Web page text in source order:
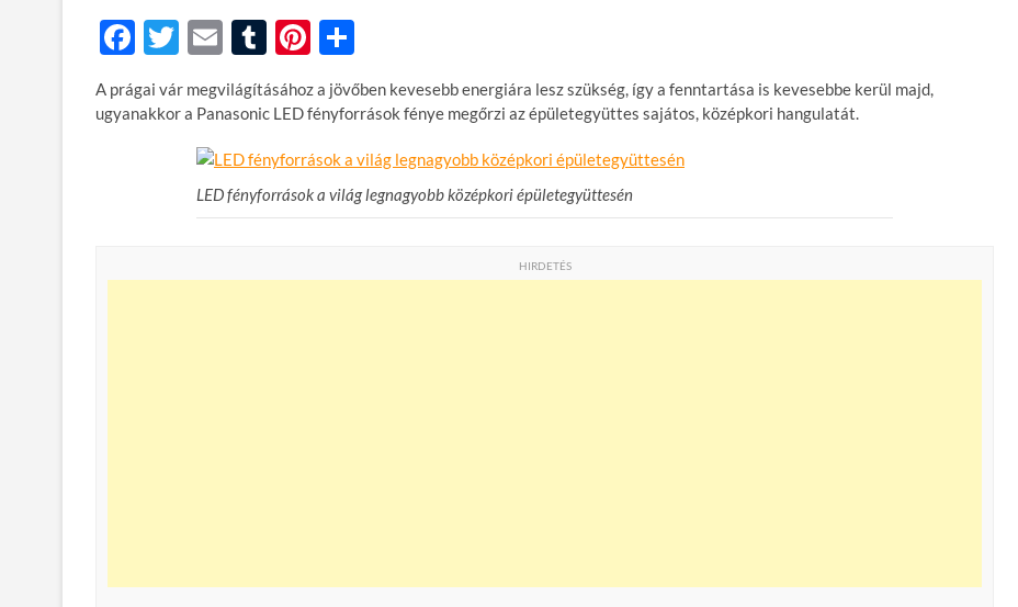
F
ac
e
T
itt
er
E
m
ail
T
u
m
bl
r
Pi
nt
er
es
t
ss
za
m
e
g
A prágai vár megvilágításához a jövőben kevesebb energiára lesz szükség, így a fenntartása is kevesebbe kerül majd,
ugyanakkor a Panasonic LED fényforrások fénye megőrzi az épületegyüttes sajátos, középkori hangulatát.
LED fényforrások a világ legnagyobb középkori épületegyüttesén
HIRDETÉS